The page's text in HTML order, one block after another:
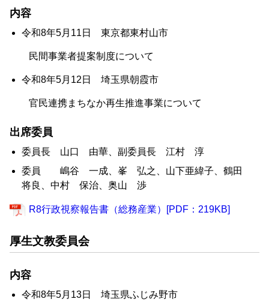
内容
令和8年5月11日 東京都東村山市
民間事業者提案制度について
令和8年5月12日 埼玉県朝霞市
官民連携まちなか再生推進事業について
出席委員
委員長 山口 由華、副委員長 江村 淳
委員 嶋谷 一成、峯 弘之、山下亜緯子、鶴田
将良、中村 保治、奥山 渉
R8行政視察報告書（総務産業）[PDF：219KB]
厚生文教委員会
内容
令和8年5月13日 埼玉県ふじみ野市